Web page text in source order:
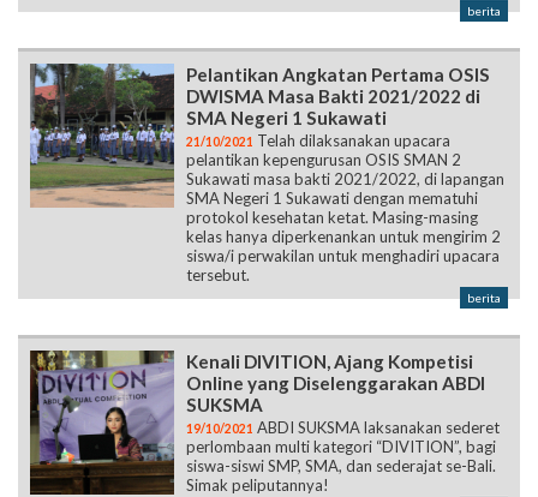
berita
Pelantikan Angkatan Pertama OSIS
DWISMA Masa Bakti 2021/2022 di
SMA Negeri 1 Sukawati
21/10/2021 Telah dilaksanakan upacara
pelantikan kepengurusan OSIS SMAN 2
Sukawati masa bakti 2021/2022, di lapangan
SMA Negeri 1 Sukawati dengan mematuhi
protokol kesehatan ketat. Masing-masing
kelas hanya diperkenankan untuk mengirim 2
siswa/i perwakilan untuk menghadiri upacara
tersebut.
berita
Kenali DIVITION, Ajang Kompetisi
Online yang Diselenggarakan ABDI
SUKSMA
19/10/2021 ABDI SUKSMA laksanakan sederet
perlombaan multi kategori “DIVITION”, bagi
siswa-siswi SMP, SMA, dan sederajat se-Bali.
Simak peliputannya!